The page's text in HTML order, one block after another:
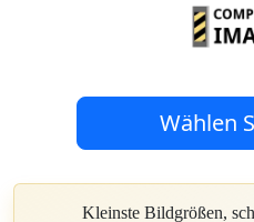
Wählen
Kleinste Bildgrößen,